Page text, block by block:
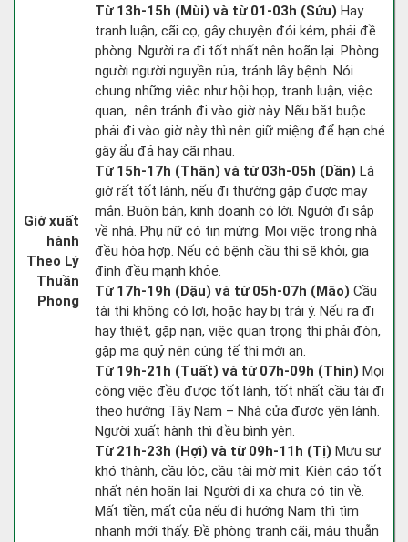
Giờ xuất
hành
Theo Lý
Thuần
Phong
Từ 13h-15h (Mùi) và từ 01-03h (Sửu) Hay
tranh luận, cãi cọ, gây chuyện đói kém, phải đề
phòng. Người ra đi tốt nhất nên hoãn lại. Phòng
người người nguyền rủa, tránh lây bệnh. Nói
chung những việc như hội họp, tranh luận, việc
quan,…nên tránh đi vào giờ này. Nếu bắt buộc
phải đi vào giờ này thì nên giữ miệng để hạn ché
gây ẩu đả hay cãi nhau.
Từ 15h-17h (Thân) và từ 03h-05h (Dần) Là
giờ rất tốt lành, nếu đi thường gặp được may
mắn. Buôn bán, kinh doanh có lời. Người đi sắp
về nhà. Phụ nữ có tin mừng. Mọi việc trong nhà
đều hòa hợp. Nếu có bệnh cầu thì sẽ khỏi, gia
đình đều mạnh khỏe.
Từ 17h-19h (Dậu) và từ 05h-07h (Mão) Cầu
tài thì không có lợi, hoặc hay bị trái ý. Nếu ra đi
hay thiệt, gặp nạn, việc quan trọng thì phải đòn,
gặp ma quỷ nên cúng tế thì mới an.
Từ 19h-21h (Tuất) và từ 07h-09h (Thìn) Mọi
công việc đều được tốt lành, tốt nhất cầu tài đi
theo hướng Tây Nam – Nhà cửa được yên lành.
Người xuất hành thì đều bình yên.
Từ 21h-23h (Hợi) và từ 09h-11h (Tị) Mưu sự
khó thành, cầu lộc, cầu tài mờ mịt. Kiện cáo tốt
nhất nên hoãn lại. Người đi xa chưa có tin về.
Mất tiền, mất của nếu đi hướng Nam thì tìm
nhanh mới thấy. Đề phòng tranh cãi, mâu thuẫn